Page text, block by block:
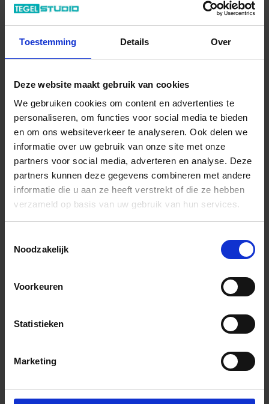
Toestemming Details Over
Deze website maakt gebruik van cookies
We gebruiken cookies om content en advertenties te
personaliseren, om functies voor social media te bieden
en om ons websiteverkeer te analyseren. Ook delen we
informatie over uw gebruik van onze site met onze
partners voor social media, adverteren en analyse. Deze
partners kunnen deze gegevens combineren met andere
informatie die u aan ze heeft verstrekt of die ze hebben
verzameld op basis van uw gebruik van hun services.
Noodzakelijk
Voorkeuren
Statistieken
Marketing
Bewegingsvoegprofiel
EKSN210G Bewegingsvoegprofiel G
EKSN250G Bewegingsvoegprofiel
EKSN300G Bewegingsvoegprofiel
EKSN80G Bewegingsvoegprofiel
EKSN80G/V4A Bewegingsvoegprofiel G
Bewegingsvoegprofiel